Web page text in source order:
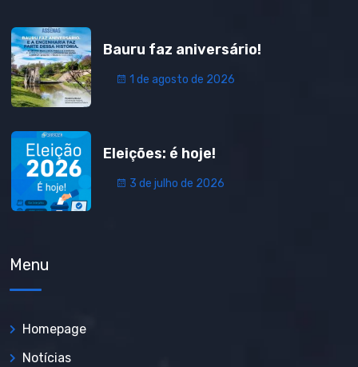
Bauru faz aniversário!
1 de agosto de 2026
Eleições: é hoje!
3 de julho de 2026
Menu
Homepage
Notícias